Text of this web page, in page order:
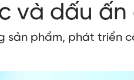
và dấu ấn
sản phẩm, phát triển